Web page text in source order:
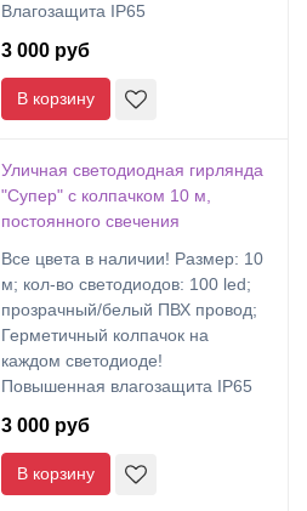
Влагозащита IP65
3 000 руб
В корзину
Уличная светодиодная гирлянда
"Супер" с колпачком 10 м,
постоянного свечения
Все цвета в наличии! Размер: 10
м; кол-во светодиодов: 100 led;
прозрачный/белый ПВХ провод;
Герметичный колпачок на
каждом светодиоде!
Повышенная влагозащита IP65
3 000 руб
В корзину